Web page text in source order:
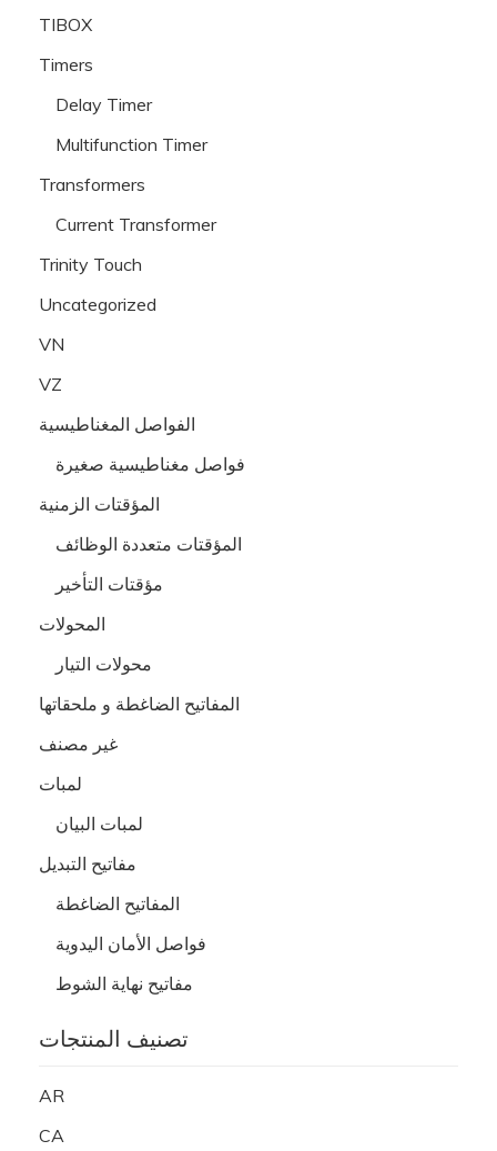
TIBOX
Timers
Delay Timer
Multifunction Timer
Transformers
Current Transformer
Trinity Touch
Uncategorized
VN
VZ
الفواصل المغناطيسية
فواصل مغناطيسية صغيرة
المؤقتات الزمنية
المؤقتات متعددة الوظائف
مؤقتات التأخير
المحولات
محولات التيار
المفاتيح الضاغطة و ملحقاتها
غير مصنف
لمبات
لمبات البيان
مفاتيح التبديل
المفاتيح الضاغطة
فواصل الأمان اليدوية
مفاتيح نهاية الشوط
تصنيف المنتجات
AR
CA